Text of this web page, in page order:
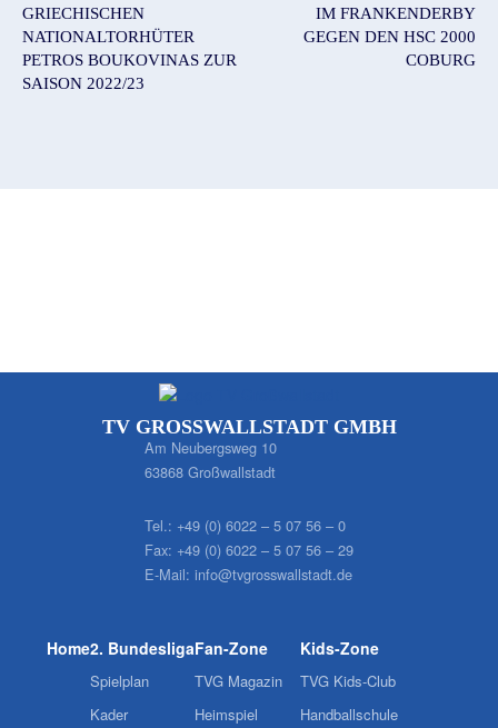
RIECHISCHEN N
ATIONALTORHÜTER P
ETROS BOUKOVINAS ZUR S
AISON 2022/23
M FRANKENDERBY G
EGEN DEN HSC 2000 C
OBURG
TV GROSSWALLSTADT GMBH
Am Neubergsweg 10
63868 Großwallstadt
Tel.: +49 (0) 6022 – 5 07 56 – 0
Fax: +49 (0) 6022 – 5 07 56 – 29
E-Mail: info@tvgrosswallstadt.de
Home2. Bundesliga
Spielplan
Kader
Fan-Zone
TVG Magazin
Heimspiel
Kids-Zone
TVG Kids-Club
Handballschule